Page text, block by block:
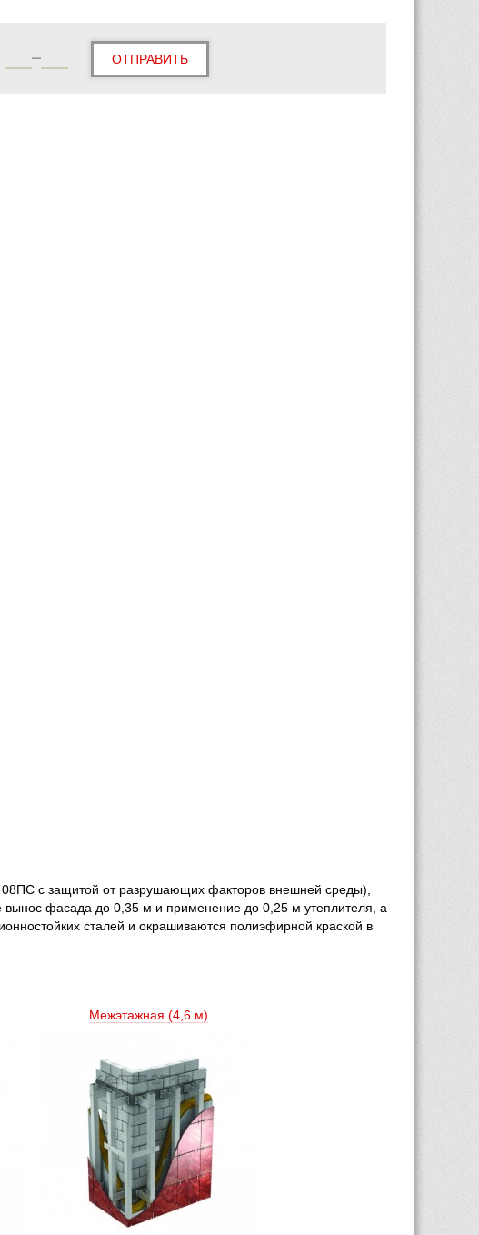
–
с защитой от разрушающих факторов внешней среды),
фасада до 0,35 м и применение до 0,25 м утеплителя, а
сталей и окрашиваются полиэфирной краской в
Межэтажная (4,6 м)